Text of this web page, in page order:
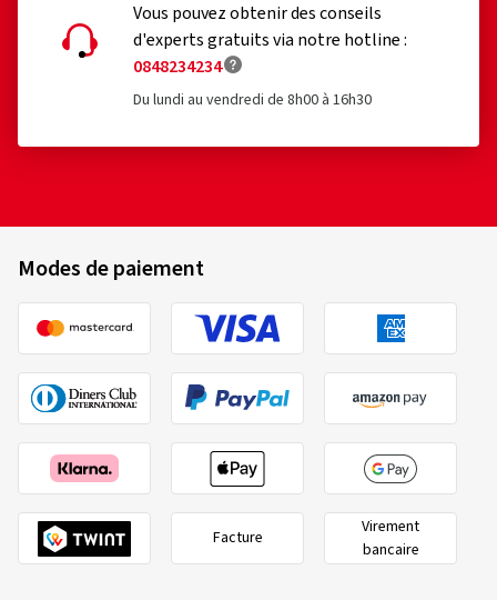
Vous pouvez obtenir des conseils
d'experts gratuits via notre hotline :
0848234234
Du lundi au vendredi de 8h00 à 16h30
Modes de paiement
Facture
Virement
bancaire